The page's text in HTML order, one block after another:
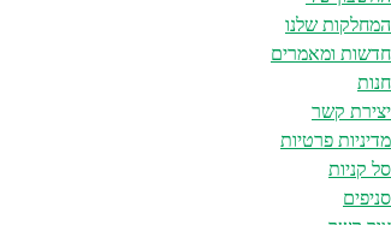
המחלקות שלנו
חדשות ומאמרים
חנות
יצירת קשר
מדיניות פרטיות
סל קניות
סניפים